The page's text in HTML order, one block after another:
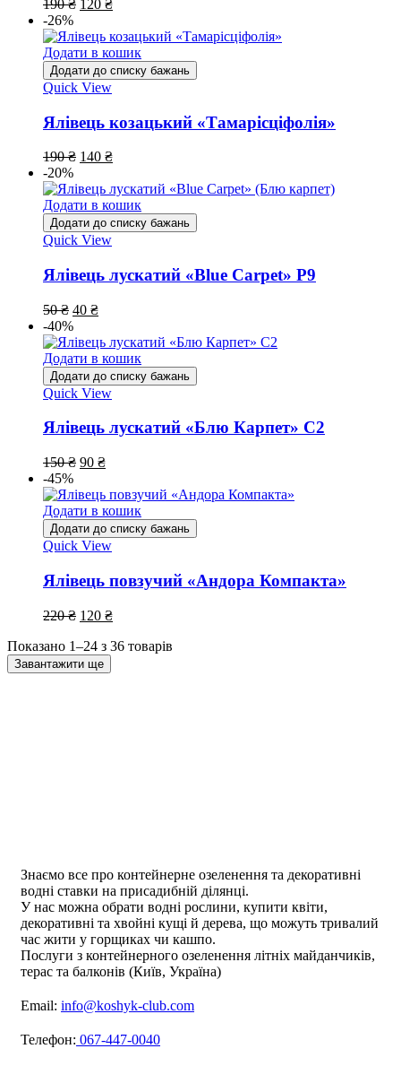
190₴ 120 ₴
-26%
Додати в кошик
Додати до списку бажань
Quick View
Ялівець козацький «Тамарісціфолія»
190₴ 140 ₴
-20%
Додати в кошик
Додати до списку бажань
Quick View
Ялівець лускатий «Blue Carpet» Р9
50₴ 40 ₴
-40%
Додати в кошик
Додати до списку бажань
Quick View
Ялівець лускатий «Блю Карпет» С2
150₴ 90 ₴
-45%
Додати в кошик
Додати до списку бажань
Quick View
Ялівець повзучий «Андора Компакта»
220₴ 120 ₴
Показано 1–24 з 36 товарів
Завантажити ще
Знаємо все про контейнерне озеленення та декоративні
водні ставки на присадибній ділянці.
У нас можна обрати водні рослини, купити квіти,
декоративні та хвойні кущі й дерева, що можуть тривалий
час жити у горщиках чи кашпо.
Послуги з контейнерного озеленення літніх майданчиків,
терас та балконів (Київ, Україна)
Email: info@koshyk-club.com
Телефон: 067-447-0040